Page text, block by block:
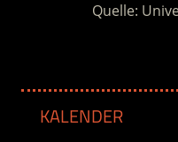
Quelle:
KALENDER